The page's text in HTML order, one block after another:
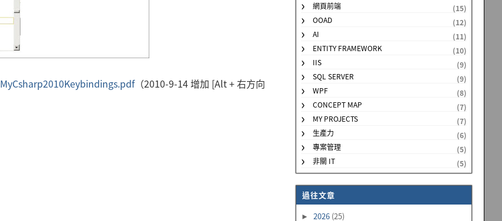
MyCsharp2010Keybindings.pdf（2010-9-14 增加 [Alt + 右方向
網頁前端
(15)
OOAD
(12)
AI
(11)
ENTITY FRAMEWORK
(10)
IIS
(9)
SQL SERVER
(9)
WPF
(8)
CONCEPT MAP
(7)
MY PROJECTS
(7)
生產力
(6)
專案管理
(5)
非關 IT
(5)
過往文章
► 2026 (25)